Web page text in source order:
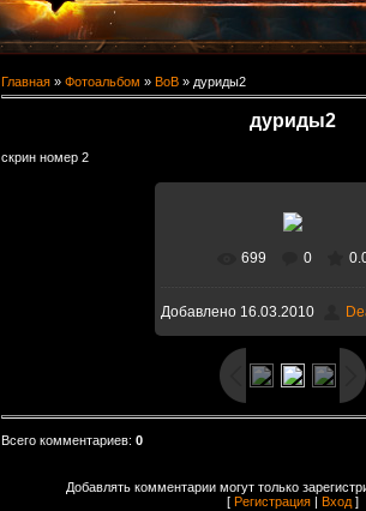
Главная » Фотоальбом » ВоВ » дуриды2
дуриды2
скрин номер 2
В реальном размере
424.8Kb
699 0
Добавлено 16.03.2010
Всего комментариев: 0
Добавлять комментарии могут только
[ Регистрация | Вход ]